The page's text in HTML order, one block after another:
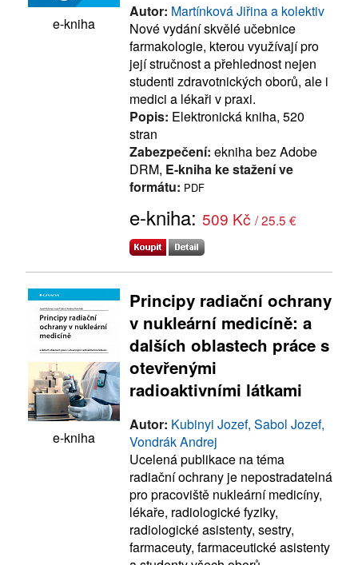
e-kniha
Autor: Martínková Jiřina a kolektiv
Nové vydání skvělé učebnice
farmakologie, kterou využívají pro
její stručnost a přehlednost nejen
studenti zdravotnických oborů, ale i
medici a lékaři v praxi.
Popis: Elektronická kniha, 520
stran
Zabezpečení: ekniha bez Adobe
DRM, E-kniha ke stažení ve
formátu: PDF
e-kniha: 509 Kč / 25.5 €
e-kniha
Principy radiační ochrany
v nukleární medicíně: a
dalších oblastech práce s
otevřenými
radioaktivními látkami
Autor: Kubinyi Jozef, Sabol Jozef,
Vondrák Andrej
Ucelená publikace na téma
radiační ochrany je nepostradatelná
pro pracoviště nukleární medicíny,
lékaře, radiologické fyziky,
radiologické asistenty, sestry,
farmaceuty, farmaceutické asistenty